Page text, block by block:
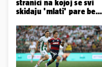
stranici na kojoj se svi
skidaju 'mlati' pare bez